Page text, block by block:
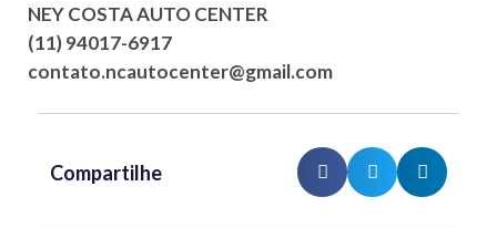
NEY COSTA AUTO CENTER
(11) 94017-6917
contato.ncautocenter@gmail.com
Compartilhe